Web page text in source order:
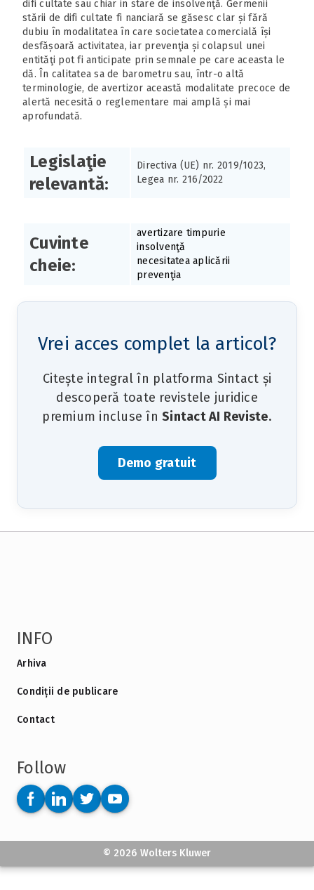
difi cultate sau chiar in stare de insolvenţă. Germenii
stării de difi cultate fi nanciară se găsesc clar și fără
dubiu în modalitatea în care societatea comercială își
desfășoară activitatea, iar prevenţia și colapsul unei
entităţi pot fi anticipate prin semnale pe care aceasta le
dă. În calitatea sa de barometru sau, într-o altă
terminologie, de avertizor această modalitate precoce de
alertă necesită o reglementare mai amplă și mai
aprofundată.
Legislaţie
relevantă:
Directiva (UE) nr. 2019/1023,
Legea nr. 216/2022
Cuvinte
cheie:
avertizare timpurie
insolvenţă
necesitatea aplicării
prevenţia
Vrei acces complet la articol?
Citește integral în platforma Sintact și
descoperă toate revistele juridice
premium incluse în Sintact AI Reviste.
Demo gratuit
INFO
Arhiva
Condiții de publicare
Contact
Follow
© 2026 Wolters Kluwer